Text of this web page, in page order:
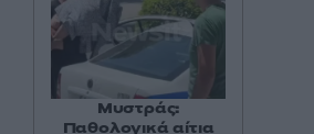
Μυστράς:
Παθολογικά αίτια